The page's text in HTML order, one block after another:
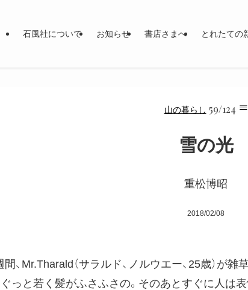
石風社について お知らせ 書店さまへ とれたての
山の暮らし 59/124 ≡
雪の光
重松博昭
2018/02/08
、Mr.Tharald（サラルド、ノルウエー、25歳）が
っと若く髪がふさふさの。そのあとすぐに人は